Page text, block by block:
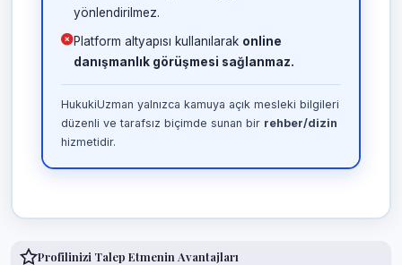
yönlendirilmez.
Platform altyapısı kullanılarak online
danışmanlık görüşmesi sağlanmaz.
HukukiUzman yalnızca kamuya açık mesleki bilgileri
düzenli ve tarafsız biçimde sunan bir rehber/dizin
hizmetidir.
Profilinizi Talep Etmenin Avantajları